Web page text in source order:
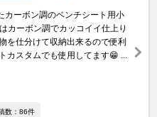
カーボン調のベンチシート用小
カーボン調でカッコイイ仕上り
を仕分けて収納出来るので便利
カスタムでも使用してます😁 ...
数：86件